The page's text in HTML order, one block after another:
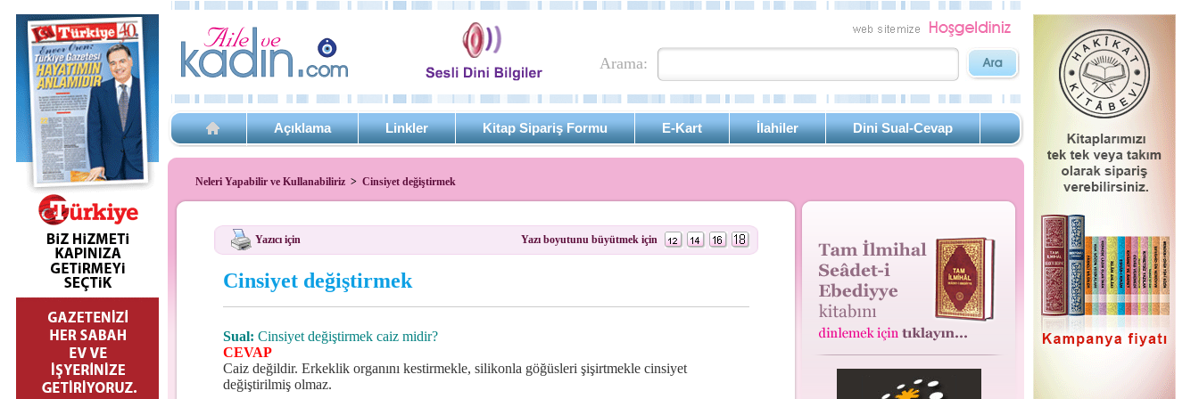
Arama:
Açıklama Linkler Kitap Sipariş Formu E-Kart İlahiler Dini Sual-Cevap
Neleri Yapabilir ve Kullanabiliriz > Cinsiyet değiştirmek
Yazıcı için Yazı boyutunu büyütmek için
Cinsiyet değiştirmek
Sual: Cinsiyet değiştirmek caiz midir?
CEVAP
Caiz değildir. Erkeklik organını kestirmekle, silikonla göğüsleri şişirtmekle cinsiyet
değiştirilmiş olmaz.